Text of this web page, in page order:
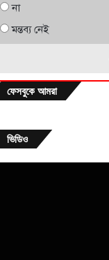
না
মন্তব্য নেই
ফেসবুকে আমরা
ভিডিও